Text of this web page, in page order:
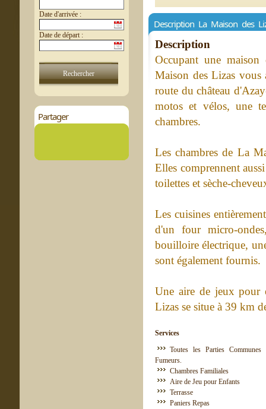
Date d'arrivée :
Date de départ :
Partager
Description La Maison des
Description
Occupant une
Maison des Lizas vous
route du château
motos et vélos, une
chambres.
Les chambres de La
Elles comprennent
toilettes et sèche-
Les cuisines
d'un four micro-
bouilloire électrique,
sont également fournis.
Une aire de jeux pour
Lizas se situe à 39 km
Services
Toutes les Parties
Fumeurs.
Chambres Familiales
Aire de Jeu pour Enfants
Terrasse
Paniers Repas